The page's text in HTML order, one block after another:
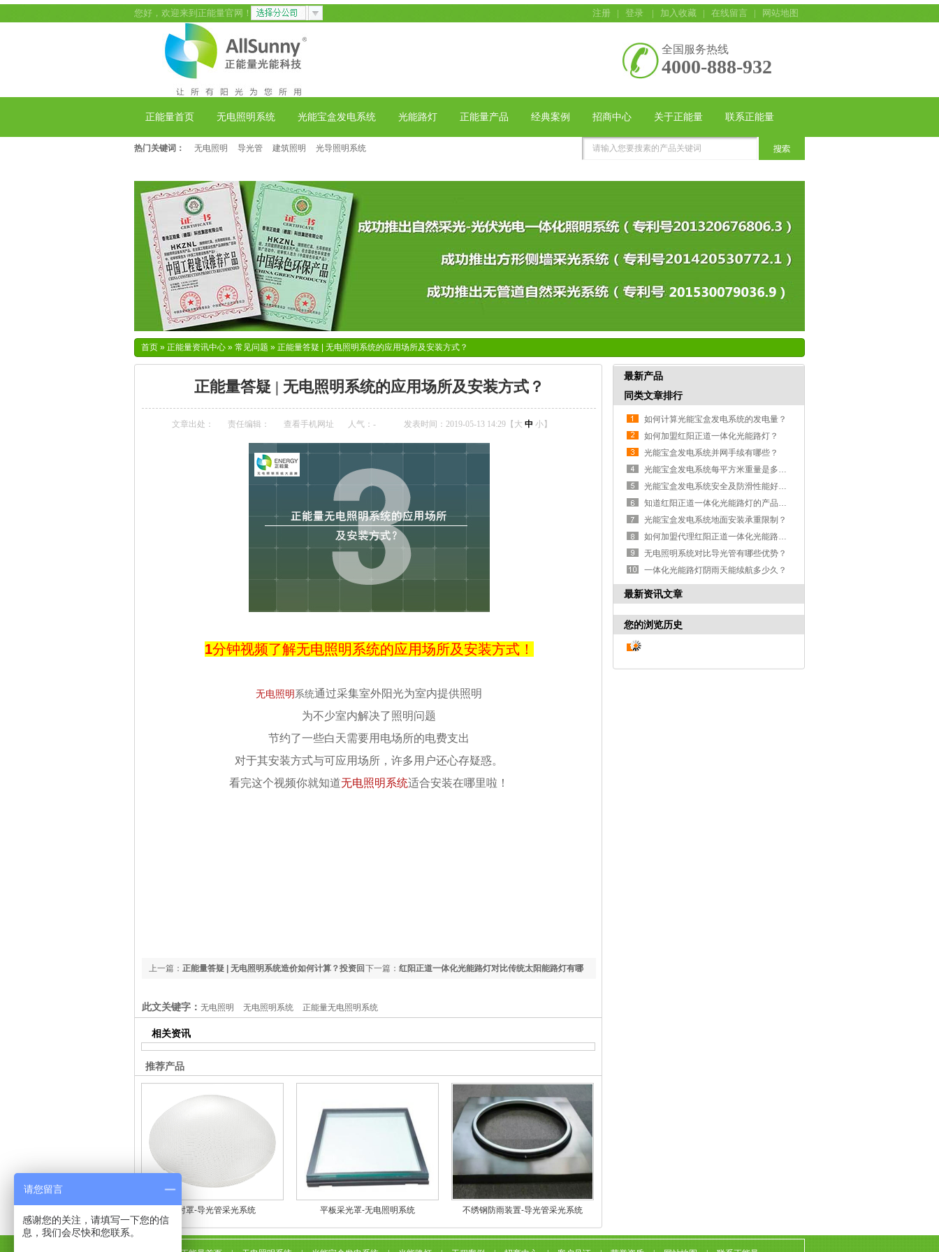
注册 | 登录 | 加入收藏 | 在线留言 | 网站地图
您好，欢迎来到正能量官网！
全国服务热线
4000-888-932
正能量首页 无电照明系统 光能宝盒发电系统 光能路灯 正能量产品 经典案例 招商中心 关于正能量 联系正能量
热门关键词： 无电照明 导光管 建筑照明 光导照明系统
首页 » 正能量资讯中心 » 常见问题 » 正能量答疑 | 无电照明系统的应用场所及安装方式？
正能量答疑 | 无电照明系统的应用场所及安装方式？
文章出处： 责任编辑： 查看手机网址 人气： - 发表时间：2019-05-13 14:29【 大 中 小】
1分钟视频了解无电照明系统的应用场所及安装方式！
无电照明系统通过采集室外阳光为室内提供照明
为不少室内解决了照明问题
节约了一些白天需要用电场所的电费支出
对于其安装方式与可应用场所，许多用户还心存疑惑。
看完这个视频你就知道无电照明系统适合安装在哪里啦！
下一篇： 红阳正道一体化光能路灯对比传统太阳能路灯有哪
上一篇： 正能量答疑 | 无电照明系统造价如何计算？投资回
此文关键字： 无电照明 无电照明系统 正能量无电照明系统
相关资讯
推荐产品
漫射罩-导光管采光系统 平板采光罩-无电照明系统 不绣钢防雨装置-导光管采光系统
最新产品
同类文章排行
如何计算光能宝盒发电系统的发电量？
如何加盟红阳正道一体化光能路灯？
光能宝盒发电系统并网手续有哪些？
光能宝盒发电系统每平方米重量是多少？
光能宝盒发电系统安全及防滑性能好吗？
知道红阳正道一体化光能路灯的产品规格有哪些吗？
光能宝盒发电系统地面安装承重限制？
如何加盟代理红阳正道一体化光能路灯？
无电照明系统对比导光管有哪些优势？
一体化光能路灯阴雨天能续航多少久？
最新资讯文章
您的浏览历史
请您留言
感谢您的关注，请填写一下您的信
息，我们会尽快和您联系。